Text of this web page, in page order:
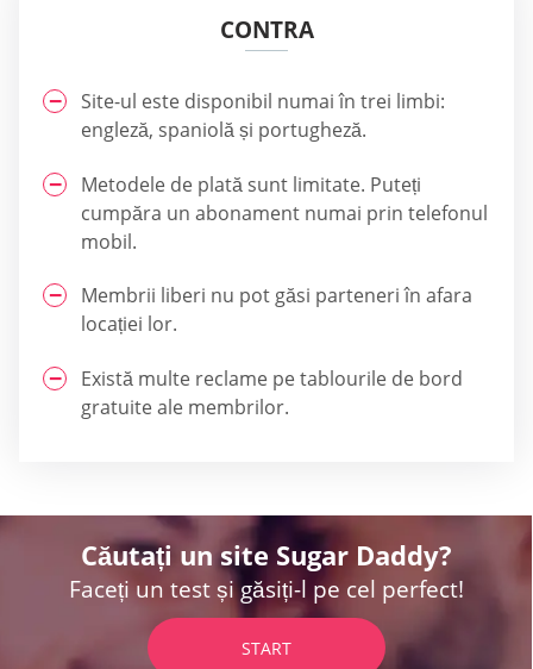
CONTRA
Site-ul este disponibil numai în trei limbi:
engleză, spaniolă și portugheză.
Metodele de plată sunt limitate. Puteți
cumpăra un abonament numai prin telefonul
mobil.
Membrii liberi nu pot găsi parteneri în afara
locației lor.
Există multe reclame pe tablourile de bord
gratuite ale membrilor.
Căutați un site Sugar Daddy?
Faceți un test și găsiți-l pe cel perfect!
START